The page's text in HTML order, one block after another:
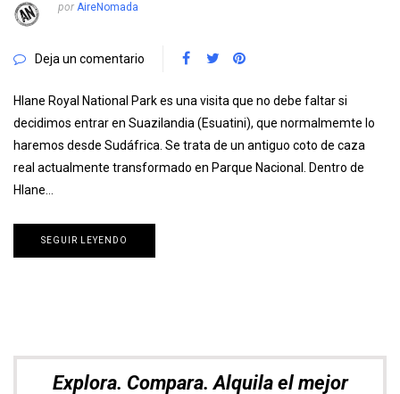
por AireNomada
Deja un comentario
Hlane Royal National Park es una visita que no debe faltar si
decidimos entrar en Suazilandia (Esuatini), que normalmemte lo
haremos desde Sudáfrica. Se trata de un antiguo coto de caza
real actualmente transformado en Parque Nacional. Dentro de
Hlane…
SEGUIR LEYENDO
Explora. Compara. Alquila el mejor